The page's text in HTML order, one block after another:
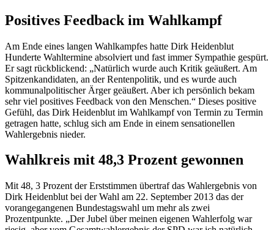
Positives Feedback im Wahlkampf
Am Ende eines langen Wahlkampfes hatte Dirk Heidenblut
Hunderte Wahltermine absolviert und fast immer Sympathie gespürt.
Er sagt rückblickend: „Natürlich wurde auch Kritik geäußert. Am
Spitzenkandidaten, an der Rentenpolitik, und es wurde auch
kommunalpolitischer Ärger geäußert. Aber ich persönlich bekam
sehr viel positives Feedback von den Menschen.“ Dieses positive
Gefühl, das Dirk Heidenblut im Wahlkampf von Termin zu Termin
getragen hatte, schlug sich am Ende in einem sensationellen
Wahlergebnis nieder.
Wahlkreis mit 48,3 Prozent gewonnen
Mit 48, 3 Prozent der Erststimmen übertraf das Wahlergebnis von
Dirk Heidenblut bei der Wahl am 22. September 2013 das der
vorangegangenen Bundestagswahl um mehr als zwei
Prozentpunkte. „Der Jubel über meinen eigenen Wahlerfolg war